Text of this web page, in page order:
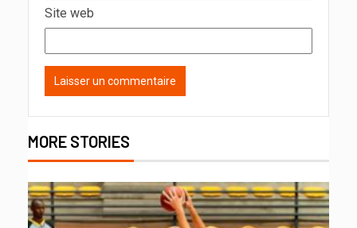
Site web
MORE STORIES